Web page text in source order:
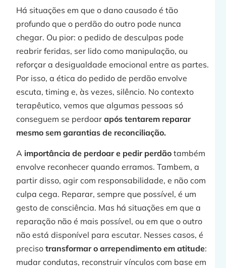
Há situações em que o dano causado é tão
profundo que o perdão do outro pode nunca
chegar. Ou pior: o pedido de desculpas pode
reabrir feridas, ser lido como manipulação, ou
reforçar a desigualdade emocional entre as partes.
Por isso, a ética do pedido de perdão envolve
escuta, timing e, às vezes, silêncio. No contexto
terapêutico, vemos que algumas pessoas só
conseguem se perdoarapós tentarem reparar
mesmo sem garantias de reconciliação.
A importância de perdoar e pedir perdão também
envolve reconhecer quando erramos. Tambem, a
partir disso, agir com responsabilidade, e não com
culpa cega. Reparar, sempre que possível, é um
gesto de consciência. Mas há situações em que a
reparação não é mais possível, ou em que o outro
não está disponível para escutar. Nesses casos, é
preciso transformar o arrependimento em atitude:
mudar condutas, reconstruir vínculos com base em